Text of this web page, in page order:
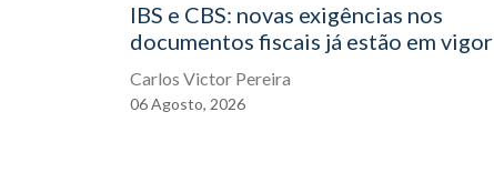
IBS e CBS: novas exigências nos
documentos fiscais já estão em vigor
Carlos Victor Pereira
06Agosto, 2026